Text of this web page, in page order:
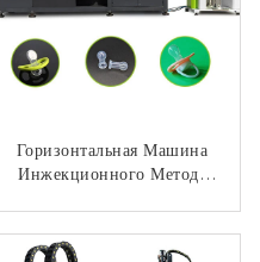
Горизонтальная Машина
Инжекционного Метода
Лампочки Младенца
КОНТАКТ